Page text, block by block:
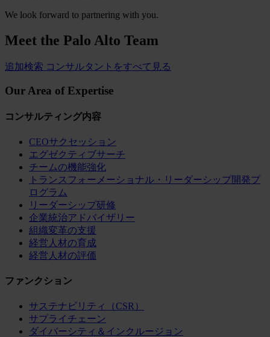
We look forward to partnering with you.
Meet the Palo Alto Team
追加検索 コンサルタントをすべて見る
Our Area of Expertise
コンサルティング内容
CEOサクセッション
エグゼクティブサーチ
チームの機能強化
トランスフォーメーショナル・リーダーシップ開発プ
ログラム
リーダーシップ研修
企業統治アドバイザリー
組織変革の支援
経営人材の育成
経営人材の評価
ファンクション
サステナビリティ（CSR）
サプライチェーン
ダイバーシティ＆インクルージョン